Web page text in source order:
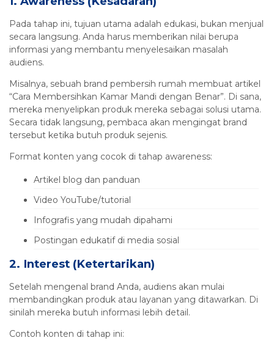
Pada tahap ini, tujuan utama adalah edukasi, bukan menjual
secara langsung. Anda harus memberikan nilai berupa
informasi yang membantu menyelesaikan masalah
audiens.
Misalnya, sebuah brand pembersih rumah membuat artikel
“Cara Membersihkan Kamar Mandi dengan Benar”. Di sana,
mereka menyelipkan produk mereka sebagai solusi utama.
Secara tidak langsung, pembaca akan mengingat brand
tersebut ketika butuh produk sejenis.
Format konten yang cocok di tahap awareness:
Artikel blog dan panduan
Video YouTube/tutorial
Infografis yang mudah dipahami
Postingan edukatif di media sosial
2. Interest (Ketertarikan)
Setelah mengenal brand Anda, audiens akan mulai
membandingkan produk atau layanan yang ditawarkan. Di
sinilah mereka butuh informasi lebih detail.
Contoh konten di tahap ini: